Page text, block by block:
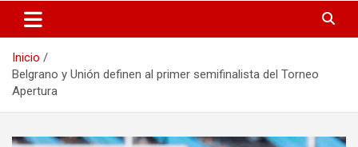
Inicio
Belgrano y Unión definen al primer semifinalista del Torneo
Apertura